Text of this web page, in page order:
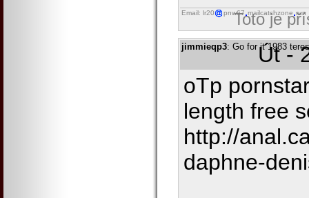
Email: lr20 pnw67 mailcatchzone run
Toto je
jimmieqp3: Go for it 1983
Út -
oTp
length free
http://
daphne-